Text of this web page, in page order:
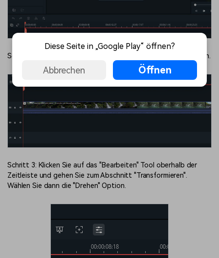
Schritt 2: Klicken Sie auf den Videoclip, den Sie drehen möchten.
Schritt 3: Klicken Sie auf das "Bearbeiten" Tool oberhalb der
Zeitleiste und gehen Sie zum Abschnitt "Transformieren".
Wählen Sie dann die "Drehen" Option.
Diese Seite in „Google Play“ öffnen?
Abbrechen Öffnen